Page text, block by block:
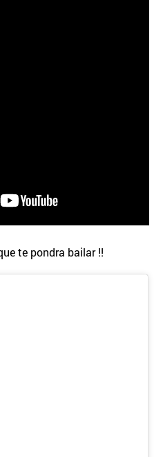
te pondra bailar !!